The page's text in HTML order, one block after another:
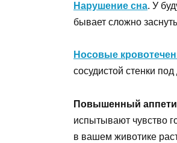
Нарушение сна. У
бывает сложно
Носовые
сосудистой стенки
Повышенный
испытывают чувство
в вашем животике